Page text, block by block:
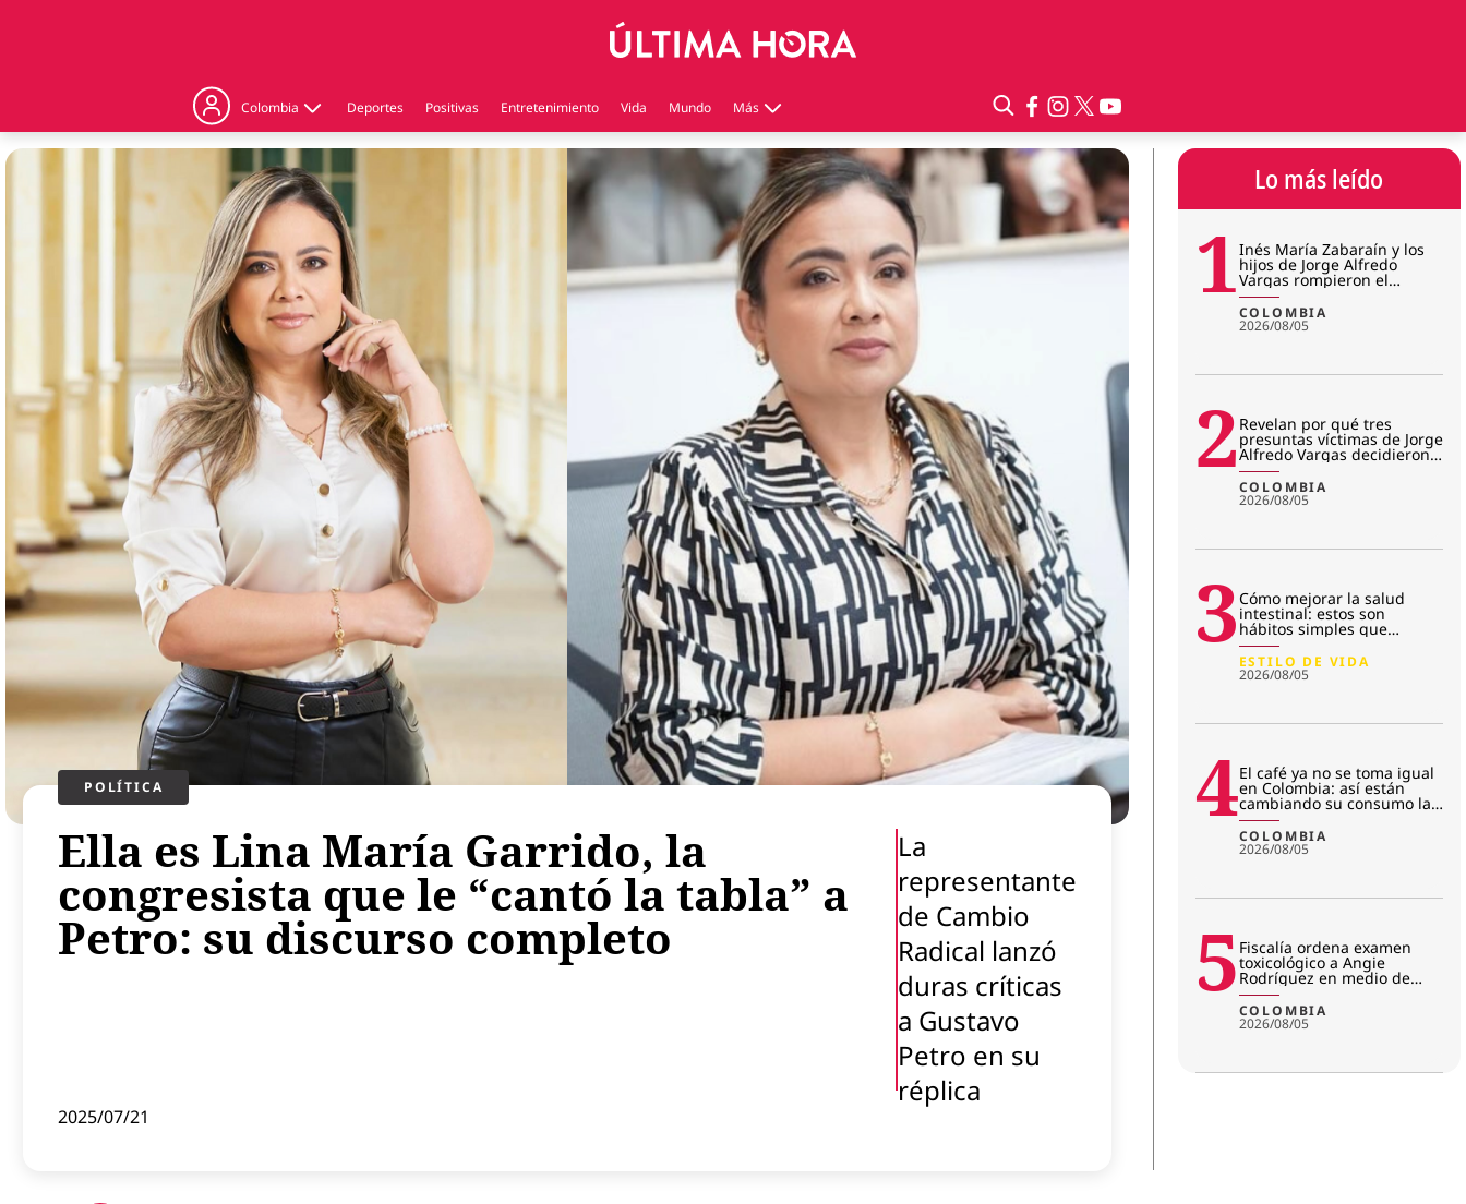
Colombia
Judicial
Politica
Regiones
Deportes Positivas Entretenimiento Vida Mundo Más
Virales
Tecnología
Economía
Estilo de vida
Contenido patrocinado
Instagram
POLÍTICA​
Ella es Lina María Garrido, la
congresista que le “cantó la tabla” a
Petro: su discurso completo
La
representante
de Cambio
Radical lanzó
duras críticas
a Gustavo
Petro en su
réplica
2025/07/21
Lo más leído
1Inés María Zabaraín y los
hijos de Jorge Alfredo
Vargas rompieron el
silencio tras imputación:
¿qué
COLOMBIA
2026/08/05
2 Revelan por qué tres
presuntas víctimas de Jorge
Alfredo Vargas decidieron
no seguir en el juicio
COLOMBIA
2026/08/05
3Cómo mejorar la salud
intestinal: estos son
hábitos simples que
transforman la microbiota
ESTILO DE VIDA
2026/08/05
4El café ya no se toma igual
en Colombia: así están
cambiando su consumo las
nuevas generaciones
COLOMBIA
2026/08/05
5 Fiscalía ordena examen
toxicológico a Angie
Rodríguez en medio de
investigación por
amenazas
COLOMBIA
2026/08/05